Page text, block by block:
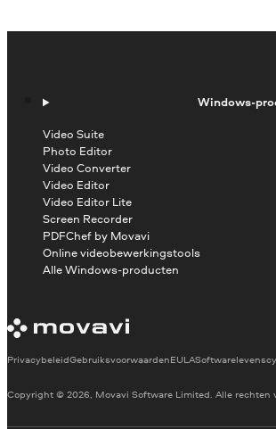
Windows-
Video Suite
Photo Editor
Video Converter
Video Editor
Video Editor Lite
Screen Recorder
PDFChef by Movavi
Online videobewerkingstools
Alle Windows-producten
Copyright © 2026, Movavi Software Limited. Alle rechten
PrivacybeleidGebruiksvoorwaardenEULA